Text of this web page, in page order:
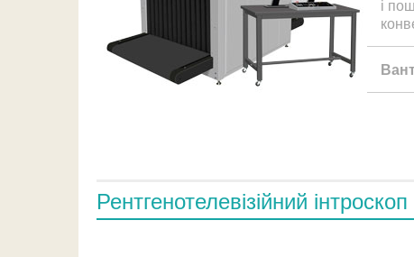
і
Рентгенотелевізійний